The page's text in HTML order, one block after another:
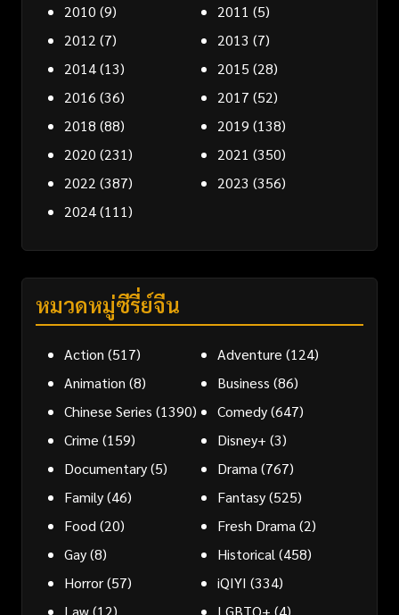
2010 (9) 2011 (5)
2012 (7) 2013 (7)
2014(13) 2015 (28)
2016 (36) 2017 (52)
2018 (88) 2019 (138)
2020 (231) 2021 (350)
2022 (387) 2023 (356)
2024(111)
หมวดหมู่ซีรี่ย์จีน
Action (517) Adventure (124)
Animation (8) Business (86)
Chinese Series (1390) Comedy(647)
Crime (159) Disney+ (3)
Documentary(5) Drama (767)
Family(46) Fantasy(525)
Food (20) Fresh Drama (2)
Gay(8) Historical (458)
Horror(57) iQIYI (334)
Law(12) LGBTQ+ (4)